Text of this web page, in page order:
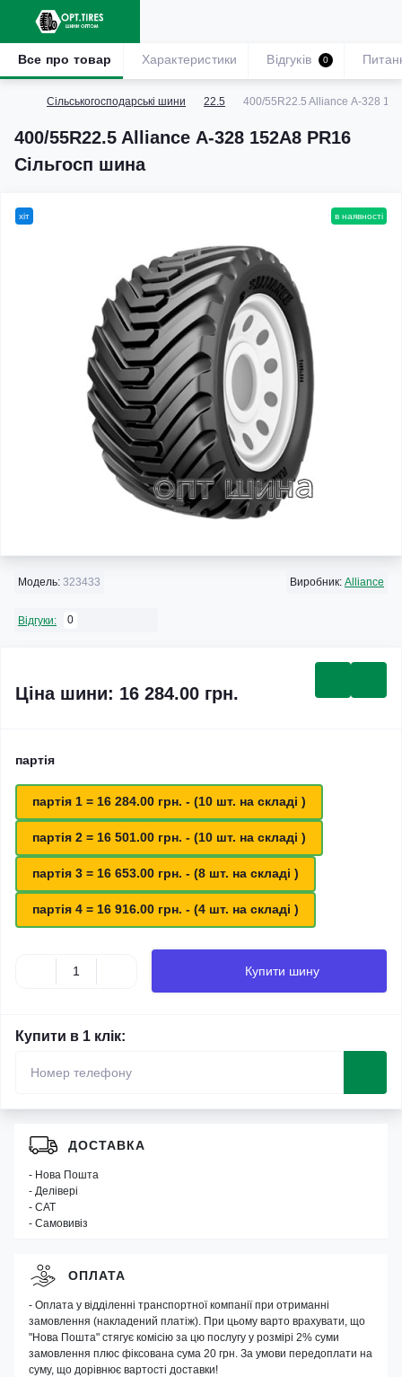
Сільськогосподарські шини 22.5 400/55R22.5 Alliance А-328
400/55R22.5 Alliance А-328 152A8 PR16
Сільгосп шина
Все про товар Характеристики Відгуків 0
хіт в наявності
Модель: 323433 Виробник: Alliance
Відгуки: 0
Ціна шини: 16 284.00 грн.
партія
партія 1 = 16 284.00 грн. - (10 шт. на складі )
партія 2 = 16 501.00 грн. - (10 шт. на складі )
партія 3 = 16 653.00 грн. - (8 шт. на складі )
партія 4 = 16 916.00 грн. - (4 шт. на складі )
Купити шину
Купити в 1 клік:
ДОСТАВКА
- Нова Пошта
- Делівері
- САТ
- Самовивіз
ОПЛАТА
- Оплата у відділенні транспортної компанії при отриманні
замовлення (накладений платіж). При цьому варто врахувати, що
"Нова Пошта" стягує комісію за цю послугу у розмірі 2% суми
замовлення плюс фіксована сума 20 грн. За умови передоплати на
суму, що дорівнює вартості доставки!